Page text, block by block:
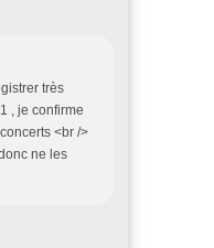
très
, je confirme
<br />
ne les